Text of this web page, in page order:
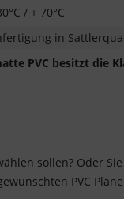
/ + 70°C
in
PVC besitzt die
sollen? Oder
PVC